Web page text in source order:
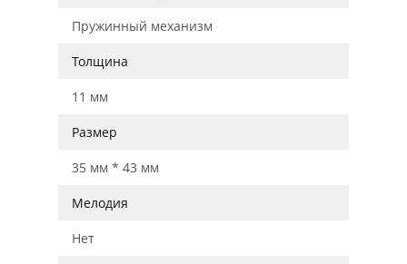
Пружинный механизм
Толщина
11 мм
Размер
35 мм * 43 мм
Мелодия
Нет